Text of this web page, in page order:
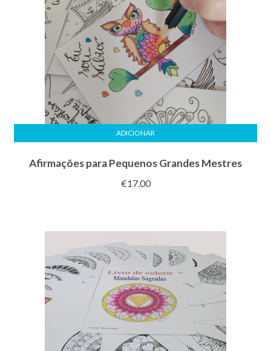
Afirmações para Pequenos Grandes Mestres
€17.00
ADICIONAR